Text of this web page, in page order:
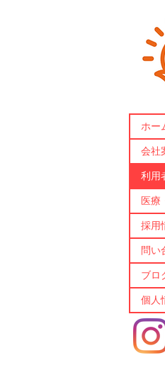
ホー
会社
利用
医療
採用
問い
ブロ
個人